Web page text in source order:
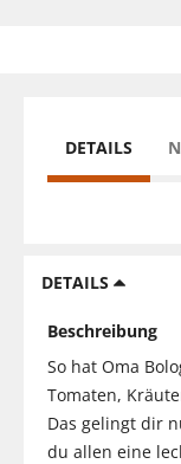
DETAILS
DETAILS
Beschreibung
So hat Oma
Tomaten,
Das gelingt dir
du allen eine